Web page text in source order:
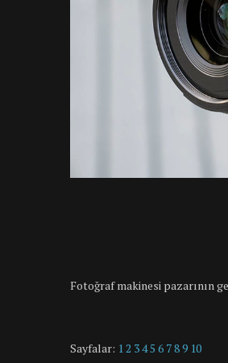
Fotoğraf makinesi pazarının
Sayfalar: 12 345 6 789 10